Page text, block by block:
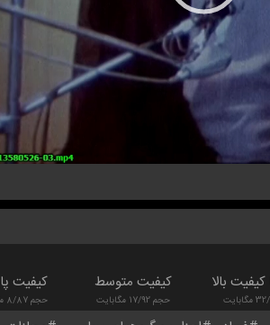
کیفیت بالا کیفیت متوسط
حجم 17/92 مگابایت
کیفیت
حجم 8/87 مگابایت